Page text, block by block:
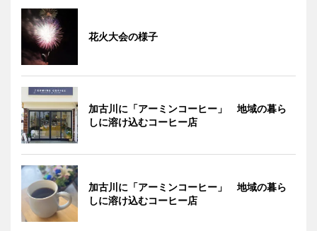
花火大会の様子
加古川に「アーミンコーヒー」 地域の暮ら
しに溶け込むコーヒー店
加古川に「アーミンコーヒー」 地域の暮ら
しに溶け込むコーヒー店